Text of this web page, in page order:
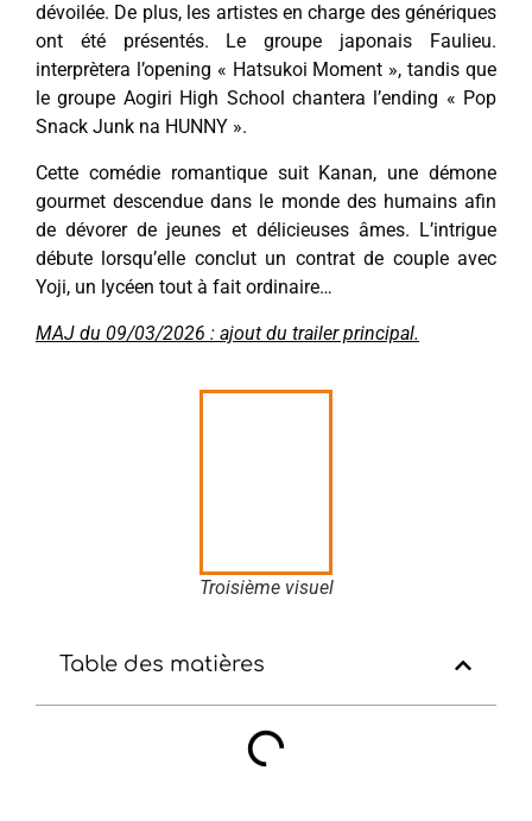
dévoilée. De plus, les artistes en charge des génériques
ont été présentés. Le groupe japonais Faulieu.
interprètera l’opening « Hatsukoi Moment », tandis que
le groupe Aogiri High School chantera l’ending « Pop
Snack Junk na HUNNY ».
Cette comédie romantique suit Kanan, une démone
gourmet descendue dans le monde des humains afin
de dévorer de jeunes et délicieuses âmes. L’intrigue
débute lorsqu’elle conclut un contrat de couple avec
Yoji, un lycéen tout à fait ordinaire…
MAJ du 09/03/2026 : ajout du trailer principal.
Troisième visuel
Table des matières